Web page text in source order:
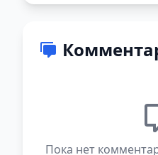
Пока нет